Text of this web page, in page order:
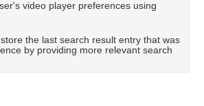
video player preferences using
the last search result entry that was
by providing more relevant search